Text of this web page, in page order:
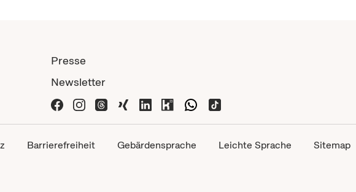
Presse
Newsletter
Barrierefreiheit Gebärdensprache Leichte Sprache Sitemap